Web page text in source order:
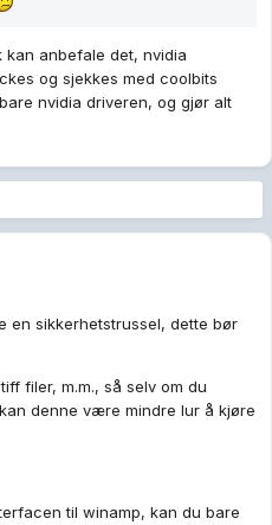
anbefale det, nvidia
og sjekkes med coolbits
nvidia driveren, og gjør alt
en sikkerhetstrussel, dette bør
filer, m.m., så selv om du
denne være mindre lur å kjøre
til winamp, kan du bare